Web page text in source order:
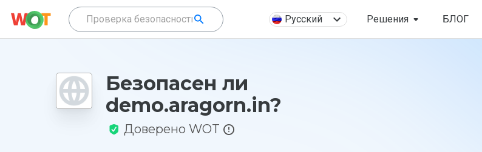
Русский Решения БЛОГ
Безопасен ли
demo.aragorn.in?
Доверено WOT